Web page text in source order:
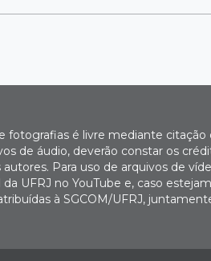
fotografias é livre mediante citação
de áudio, deverão constar os
Para uso de arquivos de
UFRJ no YouTube e, caso
à SGCOM/UFRJ,